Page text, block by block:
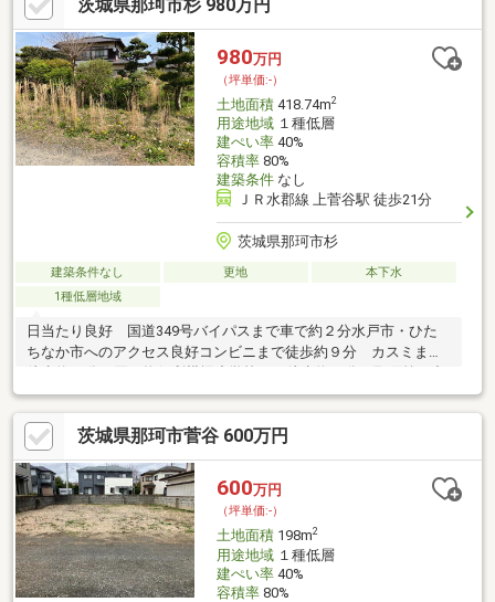
茨城県那珂市杉 980万円
980万円
（坪単価:-）
土地面積418.74m2
用途地域１種低層
建ぺい率40%
容積率80%
建築条件なし
ＪＲ水郡線 上菅谷駅 徒歩21分
茨城県那珂市杉
建築条件なし 更地
本下水
1種低層地域
日当たり良好 国道349号バイパスまで車で約２分水戸市・ひた
ちなか市へのアクセス良好コンビニまで徒歩約９分 カスミまで
学校まで徒歩約49分
茨城県那珂市菅谷 600万円
600万円
（坪単価:-）
土地面積198m2
用途地域１種低層
建ぺい率40%
容積率80%